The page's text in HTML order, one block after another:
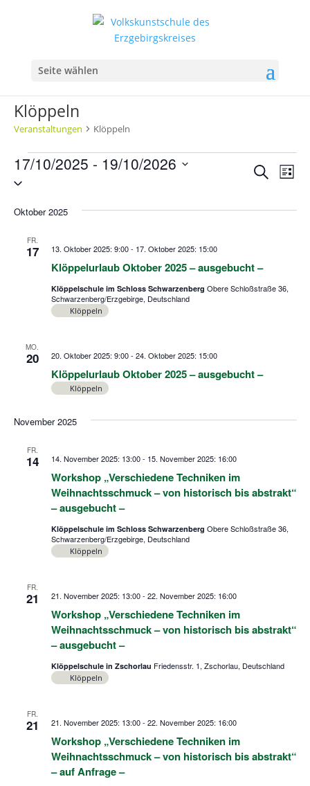
Seite wählen
Klöppeln
Veranstaltungen Klöppeln
Veranstaltungen
Suche
und
SucheListe
17/10/2025 - 19/10/2026
Datum
Oktober 2025
FR.
17
Klöppelurlaub Oktober 2025 – ausgebucht –
13. Oktober 2025: 9:00- 17. Oktober 2025: 15:00
Klöppelschule im Schloss Schwarzenberg Obere Schloßstraße 36,
Schwarzenberg/Erzgebirge, Deutschland
Klöppeln
MO.
20
Klöppelurlaub Oktober 2025 – ausgebucht –
20. Oktober 2025: 9:00- 24. Oktober 2025: 15:00
Klöppeln
November 2025
FR.
14
Workshop „Verschiedene Techniken im
Weihnachtsschmuck – von historisch bis abstrakt“
– ausgebucht –
14. November 2025: 13:00- 15. November 2025: 16:00
Klöppelschule im Schloss Schwarzenberg Obere Schloßstraße 36,
Schwarzenberg/Erzgebirge, Deutschland
Klöppeln
FR.
21
Workshop „Verschiedene Techniken im
Weihnachtsschmuck – von historisch bis abstrakt“
– ausgebucht –
21. November 2025: 13:00- 22. November 2025: 16:00
Klöppelschule in Zschorlau Friedensstr. 1, Zschorlau, Deutschland
Klöppeln
FR.
21
Workshop „Verschiedene Techniken im
Weihnachtsschmuck – von historisch bis abstrakt“
– auf Anfrage –
21. November 2025: 13:00- 22. November 2025: 16:00